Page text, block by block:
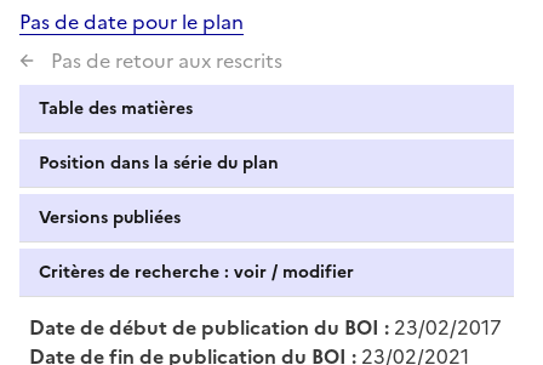
Pas de date pour le plan
Pas de retour aux rescrits
Table des matières
Position dans la série du plan
Versions publiées
Critères de recherche : voir / modifier
Date de début de publication du BOI : 23/02/2017
Date de fin de publication du BOI : 23/02/2021